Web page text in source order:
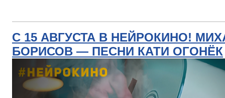
С 15 АВГУСТА В НЕЙРОКИНО!
БОРИСОВ — ПЕСНИ КАТИ ОГОНЁК